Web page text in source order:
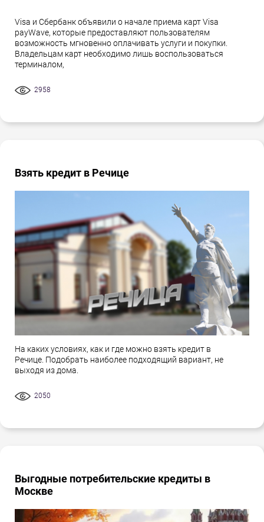
Visa и Сбербанк объявили о начале приема карт Visa
payWave, которые предоставляют пользователям
возможность мгновенно оплачивать услуги и покупки.
Владельцам карт необходимо лишь воспользоваться
терминалом,
2958
Взять кредит в Речице
На каких условиях, как и где можно взять кредит в
Речице. Подобрать наиболее подходящий вариант, не
выходя из дома.
2050
Выгодные потребительские кредиты в
Москве